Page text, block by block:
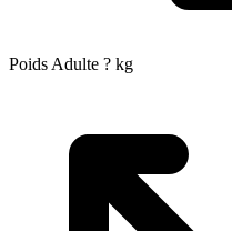
Poids Adulte ? kg